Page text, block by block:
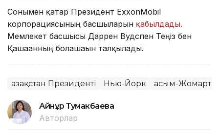
Сонымен қатар Президент ExxonMobil
корпорациясының басшыларын қабылдады.
Мемлекет басшысы Даррен Вудспен Теңіз бен
Қашағанның болашағын талқылады.
Қазақстан Президенті Нью-Йорк Қасым-Жомарт
Айнұр Тумакбаева
Авторлар